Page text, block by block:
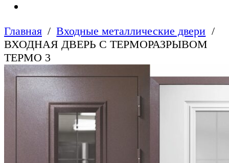
Главная
Входные металлические двери
ВХОДНАЯ ДВЕРЬ С ТЕРМОРАЗРЫВОМ
ТЕРМО 3